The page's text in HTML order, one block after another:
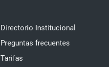
Directorio Institucional
Preguntas frecuentes
Tarifas